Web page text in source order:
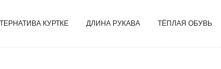
КУРТКЕ ДЛИНА РУКАВА ТЁПЛАЯ ОБУВЬ